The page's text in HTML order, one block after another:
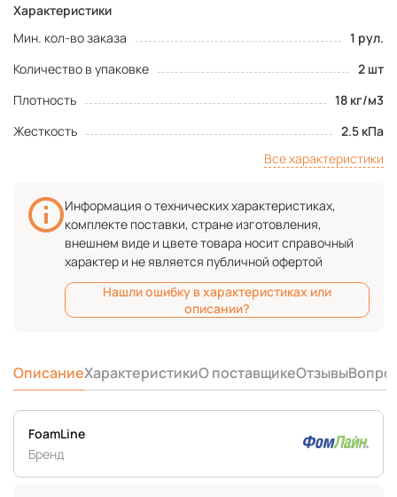
Характеристики
Мин. кол-во заказа
1 рул.
Количество в упаковке
2 шт
Плотность
18 кг/м3
Жесткость
2.5 кПа
Все характеристики
Информация о технических характеристиках,
комплекте поставки, стране изготовления,
внешнем виде и цвете товара носит справочный
характер и не является публичной офертой
Нашли ошибку в характеристиках или
описании?
ОписаниеХарактеристикиО поставщикеОтзывы
FoamLine
Бренд